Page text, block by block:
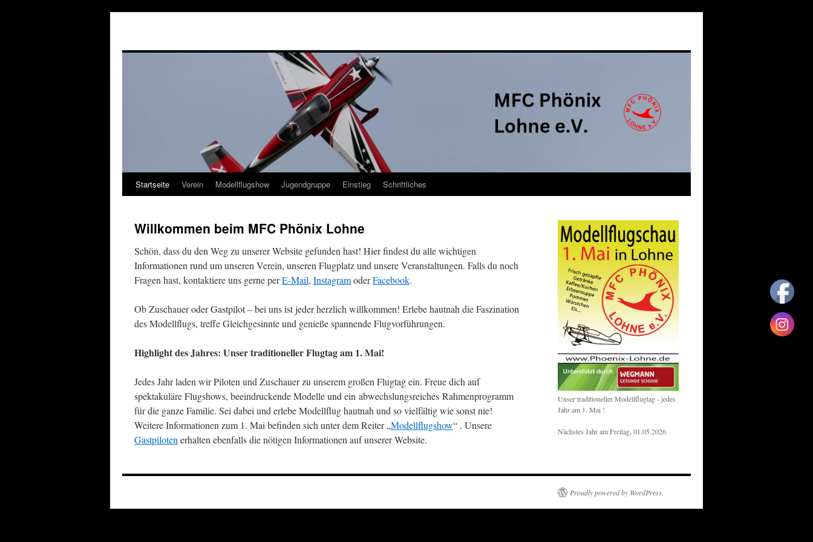
Springe
Inhalt
Startseite Verein Modellflugshow Jugendgruppe Einstieg Schriftliches
Willkommen beim MFC Phönix Lohne
Schön, dass du den Weg zu unserer Website gefunden hast! Hier findest du alle wichtigen
Informationen rund um unseren Verein, unseren Flugplatz und unsere Veranstaltungen. Falls du noch
Fragen hast, kontaktiere uns gerne perE-Mail, InstagramoderFacebook.
Ob Zuschauer oder Gastpilot – bei uns ist jeder herzlich willkommen! Erlebe hautnah die Faszination
des Modellflugs, treffe Gleichgesinnte und genieße spannende Flugvorführungen.
Highlight des Jahres: Unser traditioneller Flugtag am 1. Mai!
Jedes Jahr laden wir Piloten und Zuschauer zu unserem großen Flugtag ein. Freue dich auf
spektakuläre Flugshows, beeindruckende Modelle und ein abwechslungsreiches Rahmenprogramm
für die ganze Familie. Sei dabei und erlebe Modellflug hautnah und so vielfältig wie sonst nie!
Weitere Informationen zum 1. Mai befinden sich unter dem Reiter „Modellflugshow“ . Unsere
Gastpiloten erhalten ebenfalls die nötigen Informationen auf unserer Website.
Unser traditioneller Modellflugtag - jedes
Jahr am 1. Mai !
Nächstes Jahr am Freitag, 01.05.2026
Proudly powered by WordPress.